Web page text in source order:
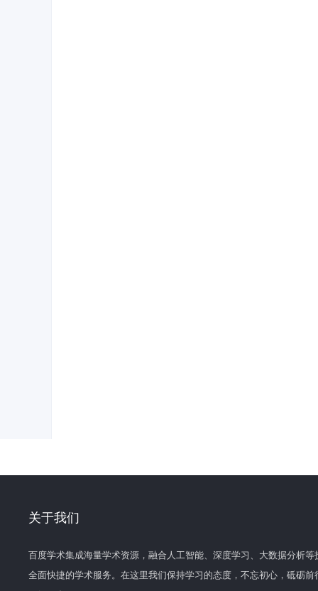
关于我们
百度学术集成海量学术资源，融合人工智能、深度学习、大数据分析
全面快捷的学术服务。在这里我们保持学习的态度，不忘初心，砥砺前